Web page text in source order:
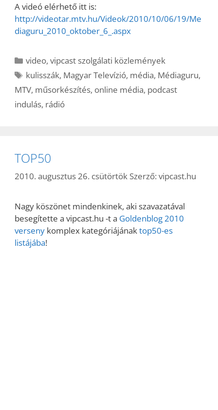
A videó elérhető itt is:
http://videotar.mtv.hu/Videok/2010/10/06/19/Me
diaguru_2010_oktober_6_.aspx
Kategória
video,vipcast szolgálati közlemények
Címkék
kulisszák, Magyar Televízió, média, Médiaguru,
MTV, műsorkészítés, online média, podcast
indulás, rádió
TOP50
2010. augusztus 26. csütörtök Szerző: vipcast.hu
Nagy köszönet mindenkinek, aki szavazatával
besegítette a vipcast.hu -t a Goldenblog 2010
verseny komplex kategóriájánaktop50-es
listájába!